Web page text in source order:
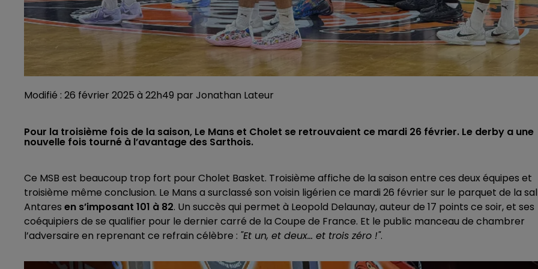
Modifié : 26 février 2025 à 22h49 par Jonathan Lateur
Pour la troisième fois de la saison, Le Mans et Cholet se retrouvaient ce mardi 26 février. Le derby a une
nouvelle fois tourné à l’avantage des Sarthois.
Ce MSB est beaucoup trop fort pour Cholet Basket. Troisième affiche de la saison entre ces deux équipes et
troisième même conclusion. Le Mans a surclassé son voisin ligérien ce mardi 26 février sur le parquet de la
Antares en s’imposant 101 à 82. Un succès qui permet à Leopold Delaunay, auteur de 17 points ce soir, et ses
coéquipiers de se qualifier pour le dernier carré de la Coupe de France. Et le public manceau de chambrer
l’adversaire en reprenant ce refrain célèbre : "Et un, et deux... et trois zéro !".